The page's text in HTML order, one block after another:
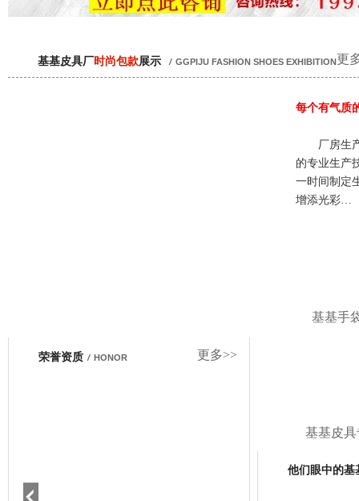
更
基基皮具厂时尚包款展示 / GGPIJU FASHION SHOES EXHIBITION
每个有气质
厂房生
的专业生产
一时间制定
增添光彩…
基基手
基基皮
更多>>
荣誉资质 / HONOR
他们眼中的基